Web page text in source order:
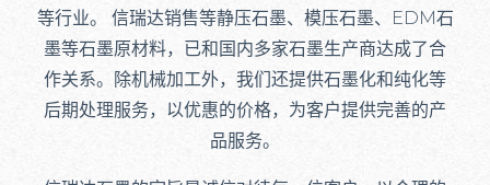
等行业。 信瑞达销售等静压石墨、模压石墨、EDM石
墨等石墨原材料，已和国内多家石墨生产商达成了合
作关系。除机械加工外，我们还提供石墨化和纯化等
后期处理服务，以优惠的价格，为客户提供完善的产
品服务。